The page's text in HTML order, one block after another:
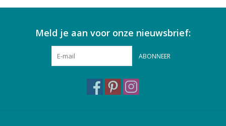
Meld je aan voor onze nieuwsbrief:
ABONNEER